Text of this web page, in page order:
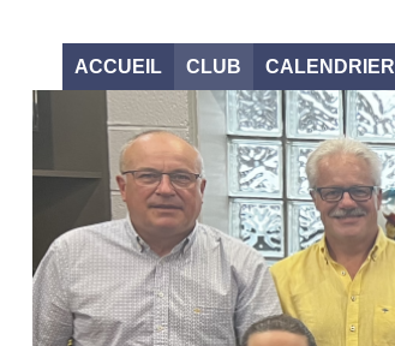
ACCUEIL CLUB CALENDRIER